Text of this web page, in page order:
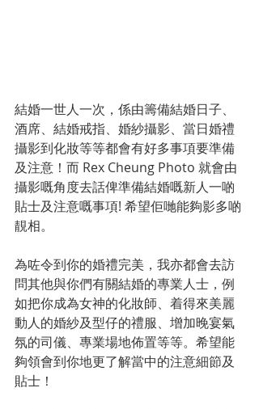
結婚一世人一次，係由籌備結婚日子、
酒席、結婚戒指、婚紗攝影、當日婚禮
攝影到化妝等等都會有好多事項要準備
及注意！而 Rex Cheung Photo 就會由
攝影嘅角度去話俾準備結婚嘅新人一啲
貼士及注意嘅事項! 希望佢哋能夠影多啲
靚相。
為咗令到你的婚禮完美，我亦都會去訪
問其他與你們有關結婚的專業人士，例
如把你成為女神的化妝師、着得來美麗
動人的婚紗及型仔的禮服、增加晚宴氣
氛的司儀、專業場地佈置等等。希望能
夠領會到你地更了解當中的注意細節及
貼士！